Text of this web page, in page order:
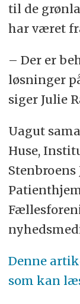
til de
har været
– Der er
løsninger
siger Julie
Uagut
Huse,
Stenbroens
Denne
som kan